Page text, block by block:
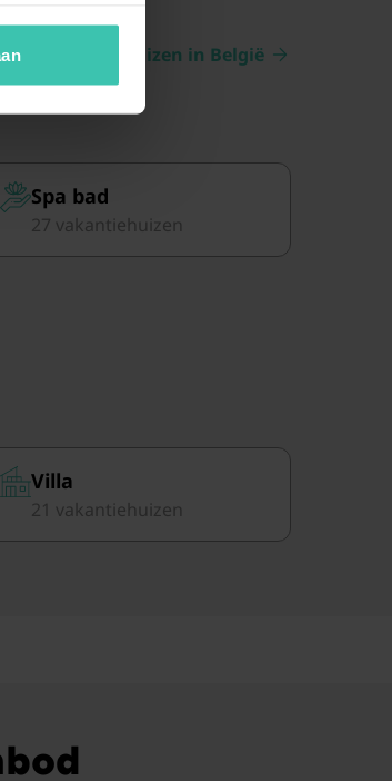
Bekijk alle huizen in België
Spa bad
27 vakantiehuizen
Villa
21 vakantiehuizen